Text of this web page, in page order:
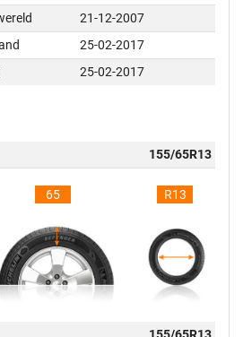
21-12-2007
25-02-2017
25-02-2017
155/65R13
65 R13